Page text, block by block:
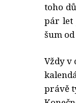
toho
pár let
šum
Vždy v
právě